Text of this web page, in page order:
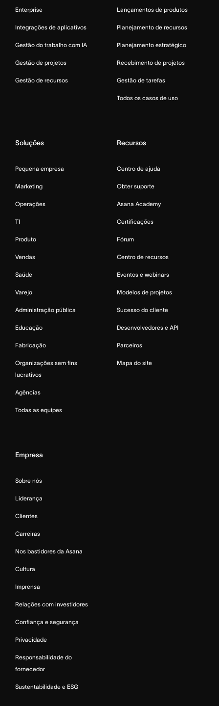
Enterprise
Integrações de aplicativos
Gestão do trabalho com IA
Gestão de projetos
Gestão de recursos
Lançamentos de produtos
Planejamento de recursos
Planejamento estratégico
Recebimento de projetos
Gestão de tarefas
Todos os casos de uso
Soluções
Pequena empresa
Marketing
Operações
TI
Produto
Vendas
Saúde
Varejo
Administração pública
Educação
Fabricação
Organizações sem fins
lucrativos
Agências
Todas as equipes
Recursos
Centro de ajuda
Obter suporte
Asana Academy
Certificações
Fórum
Centro de recursos
Eventos e webinars
Modelos de projetos
Sucesso do cliente
Desenvolvedores e API
Parceiros
Mapa do site
Empresa
Sobre nós
Liderança
Clientes
Carreiras
Nos bastidores da Asana
Cultura
Imprensa
Relações com investidores
Confiança e segurança
Privacidade
Responsabilidade do
fornecedor
Sustentabilidade e ESG